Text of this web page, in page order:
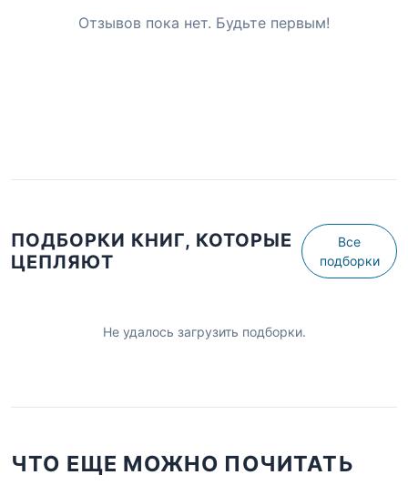
Отзывов пока нет. Будьте первым!
ПОДБОРКИ КНИГ, КОТОРЫЕ
ЦЕПЛЯЮТ
Все
подборки
Не удалось загрузить подборки.
ЧТО ЕЩЕ МОЖНО ПОЧИТАТЬ